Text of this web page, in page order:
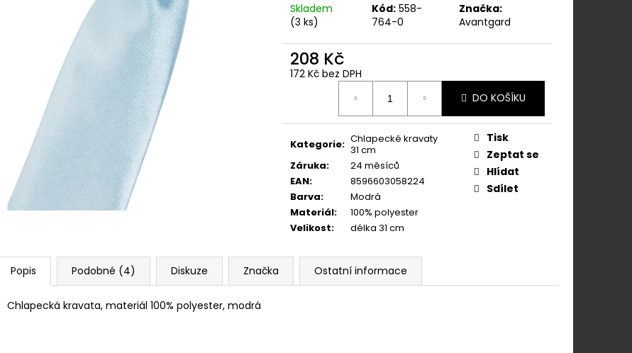
Skladem
(3 ks)
Kód: 558-
764-0
Značka:
Avantgard
208 Kč
172 Kč bez DPH
DO KOŠÍKU
Kategorie: Chlapecké kravaty
31 cm
Záruka:
24 měsíců
EAN:
8596603058224
Barva:
Modrá
Materiál:
100% polyester
Velikost: délka 31 cm
Tisk
Zeptat se
Hlídat
Sdílet
Popis Podobné (4) Diskuze Značka Ostatní informace
Chlapecká kravata, materiál 100% polyester, modrá
SET LÁTKOVÉ ŠLE Y S KOŽENÝM
STŘEDEM A ZAPÍNÁNÍM NA KLIPY - 35
MM, MOTÝLEK A KAPESNÍČEK PUDROVÁ,
TMAVĚ HNĚDÁ KŮŽE 886-986363
SET LÁTKOVÉ ŠLE Y S KOŽENÝM
STŘEDEM A ZAPÍNÁNÍM NA KLIPY - 35
MM, MOTÝLEK A KAPESNÍČEK
EUKALYPTOVÁ, KOŇAKOVÁ KŮŽE 886-